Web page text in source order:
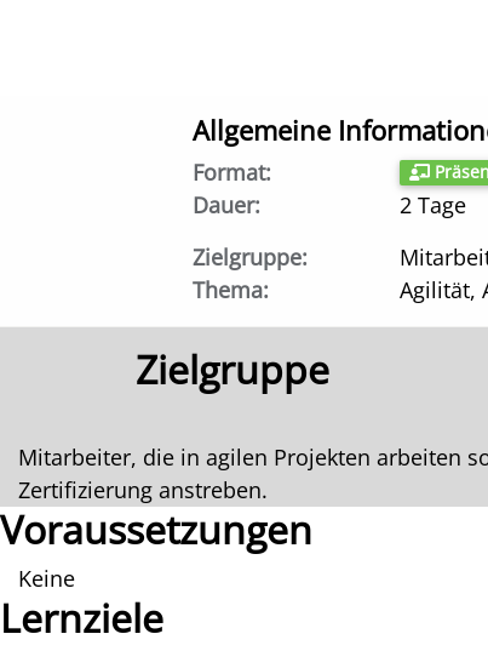
Allgemeine
Format:
Dauer:
2 Tage
Zielgruppe:
Thema:
Agilität,
Zielgruppe
Mitarbeiter, die in agilen Projekten arbeiten
Zertifizierung anstreben.
Voraussetzungen
Keine
Lernziele